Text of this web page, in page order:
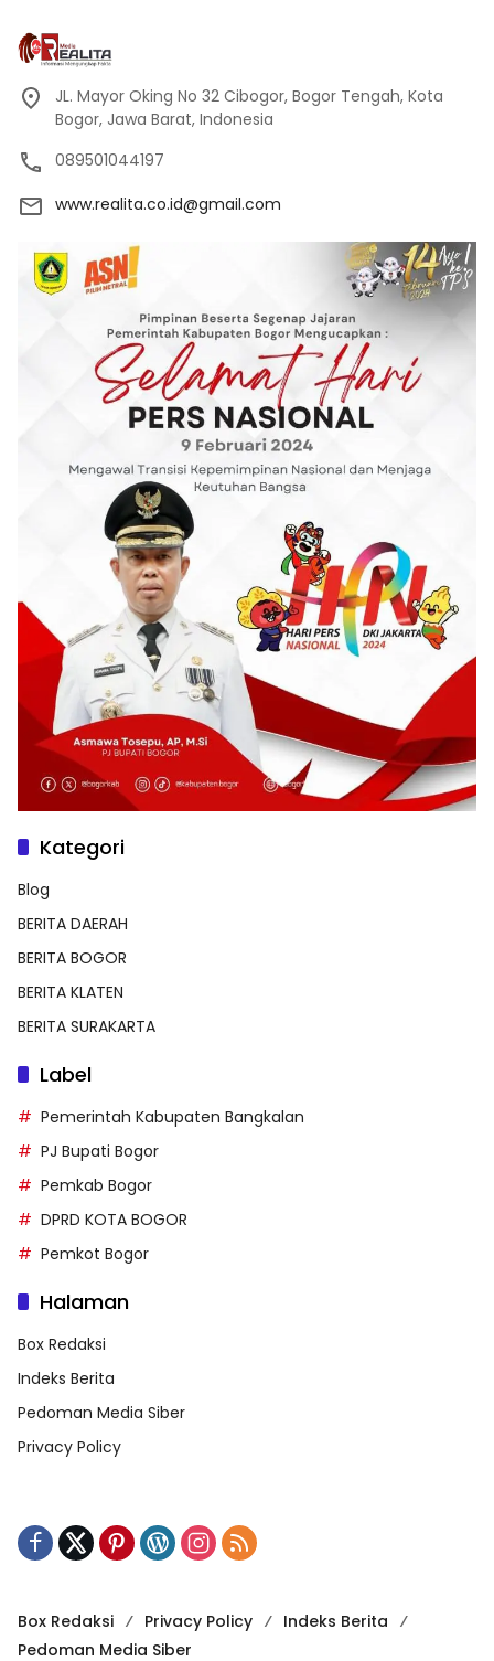
JL. Mayor Oking No 32 Cibogor, Bogor Tengah, Kota
Bogor, Jawa Barat, Indonesia
089501044197
www.realita.co.id@gmail.com
Kategori
Blog
BERITA DAERAH
BERITA BOGOR
BERITA KLATEN
BERITA SURAKARTA
Label
Pemerintah Kabupaten Bangkalan
PJ Bupati Bogor
Pemkab Bogor
DPRD KOTA BOGOR
Pemkot Bogor
Halaman
Box Redaksi
Indeks Berita
Pedoman Media Siber
Privacy Policy
Box Redaksi Privacy Policy
Indeks Berita
Pedoman Media Siber